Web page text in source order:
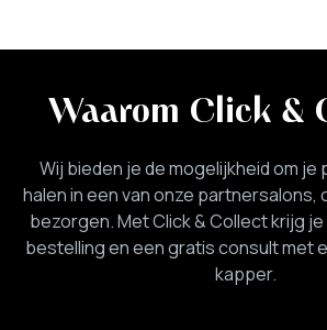
Waarom Click &
Wij bieden je de mogelijkheid om
halen in een van onze partnersalons,
bezorgen. Met Click & Collect krijg
bestelling en een gratis consult met
kapper.